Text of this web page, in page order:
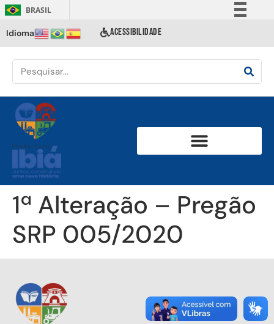
BRASIL
Comunica BR
Acesso à informação
Idioma ACESSIBILIDADE
1ª Alteração – Pregão
SRP 005/2020